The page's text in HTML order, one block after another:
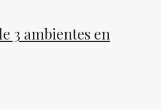
3 ambientes en